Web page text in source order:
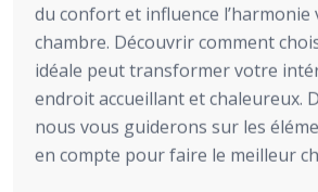
du confort et influence l’harmonie
chambre. Découvrir comment
idéale peut transformer votre
endroit accueillant et chaleureux.
nous vous guiderons sur les
en compte pour faire le meilleur